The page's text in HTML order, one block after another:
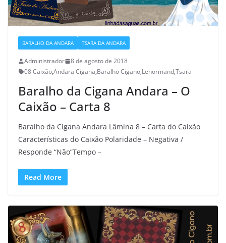
BARALHO DA ANDARA TSARA DA ANDARA
Administrador
8 de agosto de 2018
08 Caixão,Andara Cigana,Baralho Cigano,Lenormand,Tsara
Baralho da Cigana Andara – O
Caixão – Carta 8
Baralho da Cigana Andara Lâmina 8 – Carta do Caixão
Características do Caixão Polaridade – Negativa /
Responde “Não”Tempo –
Read More